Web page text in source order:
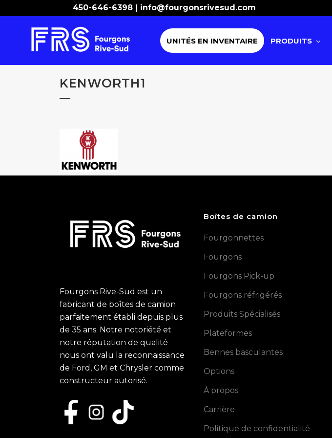
450-646-6398 | info@fourgonsrivesud.com
UNITÉS EN INVENTAIRE PRODUITS
KENWORTH1
Fourgons Rive-Sud est un
fabricant de boîtes de camion
parfaitement établi depuis plus
de 35 ans. Notre notoriété et
notre réputation de qualité
nous ont valu la reconnaissance
de Ford, GM et Chrysler comme
constructeur autorisé.
Boîtes de camion
Fourgonnettes
Fourgons
Fourgons Pick-up
Fourgons réfrigérés
Produits Spécialisés
Plateformes
Bennes basculantes
Options
À propos
Carrière
Politique de confidentialité